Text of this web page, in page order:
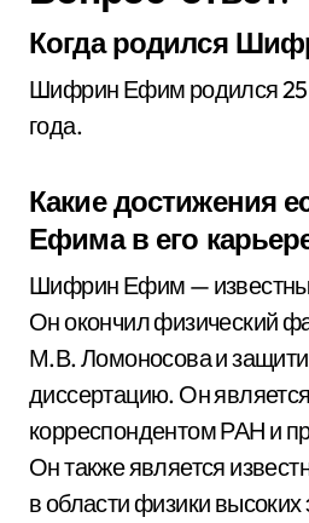
Когда родился
Шифрин Ефим родился
года.
Какие достижения
Ефима в его
Шифрин Ефим —
Он окончил физический
М.В. Ломоносова и
диссертацию. Он
корреспондентом РАН и
Он также является
в области физики высоких